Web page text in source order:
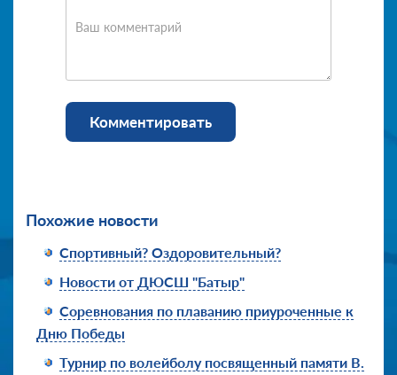
Ваш комментарий
Комментировать
Похожие новости
Спортивный? Оздоровительный?
Новости от ДЮСШ "Батыр"
Соревнования по плаванию приуроченные к
Дню Победы
Турнир по волейболу посвященный памяти В.